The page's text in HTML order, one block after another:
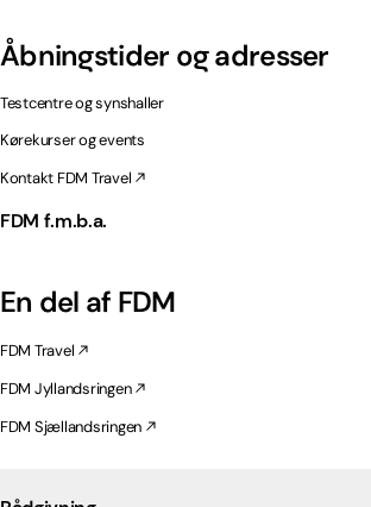
Åbningstider og adresser
Testcentre og synshaller
Kørekurser og events
Kontakt FDM Travel
FDM f.m.b.a.
En del af FDM
FDM Travel
FDM Jyllandsringen
FDM Sjællandsringen